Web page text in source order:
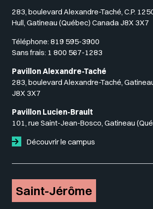
283, boulevard Alexandre-Taché, C.P.
Hull, Gatineau (Québec) Canada J8X 3X7
Téléphone: 819 595-3900
Sans frais: 1 800 567-1283
Pavillon Alexandre-Taché
283, boulevard Alexandre-Taché,
J8X 3X7
Pavillon Lucien-Brault
101, rue Saint-Jean-Bosco, Gatineau
Découvrir le campus
Saint-Jérôme